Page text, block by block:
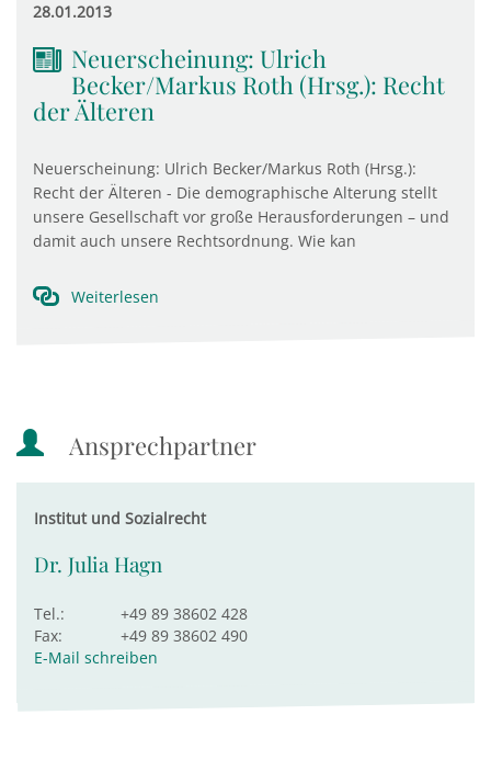
28.01.2013
Neuerscheinung: Ulrich
Becker/Markus Roth (Hrsg.): Recht
der Älteren
Neuerscheinung: Ulrich Becker/Markus Roth (Hrsg.):
Recht der Älteren - Die demographische Alterung stellt
unsere Gesellschaft vor große Herausforderungen – und
damit auch unsere Rechtsordnung. Wie kan
Weiterlesen
Ansprechpartner
Institut und Sozialrecht
Dr. Julia Hagn
Tel.:
+49 89 38602 428
Fax:
+49 89 38602 490
E-Mail schreiben